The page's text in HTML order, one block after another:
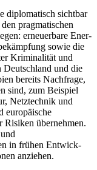
diplomatisch sichtbar
prag­matischen
erneuerbare Ener­
sowie die
Krimina­lität und
und die
bereits Nach­frage,
sind, zum Beispiel
Netz­technik und
europäische
Risiken übernehmen.
in frühen Ent­wick­
anziehen.